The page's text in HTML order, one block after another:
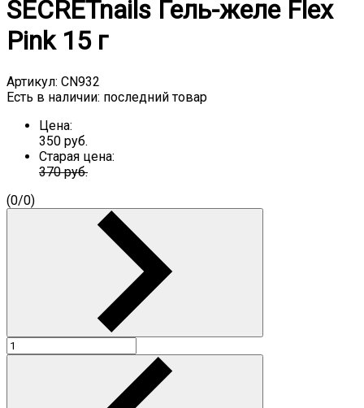
SECRETnails Гель-желе Flex
Pink 15 г
Артикул: CN932
Есть в наличии: последний товар
Цена:
350 руб.
Старая цена:
370 руб.
(0/0)